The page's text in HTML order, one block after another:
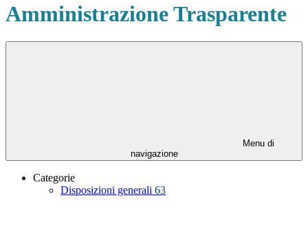
Amministrazione Trasparente
Menu di
navigazione
Categorie
Disposizioni generali 63